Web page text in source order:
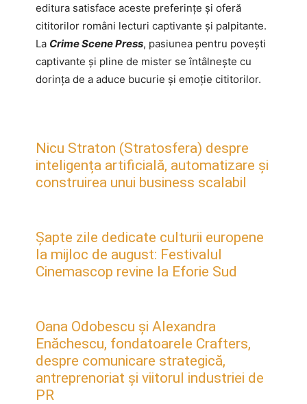
editura satisface aceste preferințe și oferă
cititorilor români lecturi captivante și palpitante.
La Crime Scene Press, pasiunea pentru povești
captivante și pline de mister se întâlnește cu
dorința de a aduce bucurie și emoție cititorilor.
Nicu Straton (Stratosfera) despre
inteligența artificială, automatizare și
construirea unui business scalabil
Șapte zile dedicate culturii europene
la mijloc de august: Festivalul
Cinemascop revine la Eforie Sud
Oana Odobescu și Alexandra
Enăchescu, fondatoarele Crafters,
despre comunicare strategică,
antreprenoriat și viitorul industriei de
PR